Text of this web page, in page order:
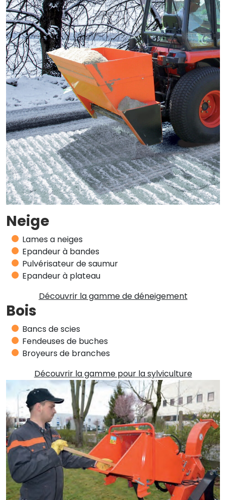
Neige
Lames a neiges
Epandeur à bandes
Pulvérisateur de saumur
Epandeur à plateau
Découvrir la gamme de déneigement
Bois
Bancs de scies
Fendeuses de buches
Broyeurs de branches
Découvrir la gamme pour la sylviculture